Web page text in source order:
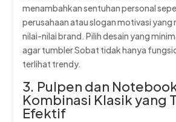
menambahkan sentuhan personal
perusahaan atau slogan motivasi yang
nilai-nilai brand. Pilih desain yang
agar tumbler Sobat tidak hanya
terlihat trendy.
3. Pulpen dan
Kombinasi Klasik yang
Efektif